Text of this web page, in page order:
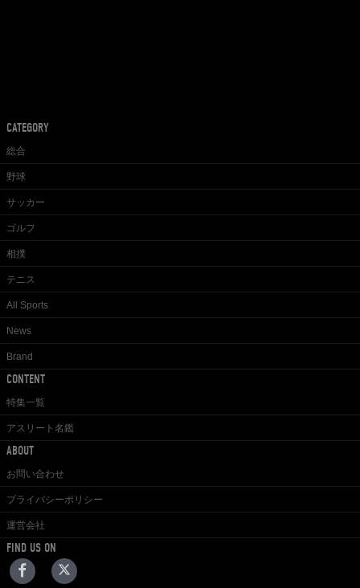
CATEGORY
総合
野球
サッカー
ゴルフ
相撲
テニス
All Sports
News
Brand
CONTENT
特集一覧
アスリート名鑑
ABOUT
お問い合わせ
プライバシーポリシー
運営会社
FIND US ON